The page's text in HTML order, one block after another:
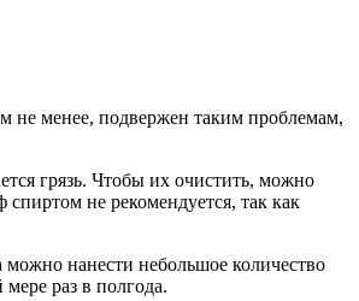
не менее, подвержен таким проблемам,
грязь. Чтобы их очистить, можно
не рекомендуется, так как
нанести небольшое количество
раз в полгода.